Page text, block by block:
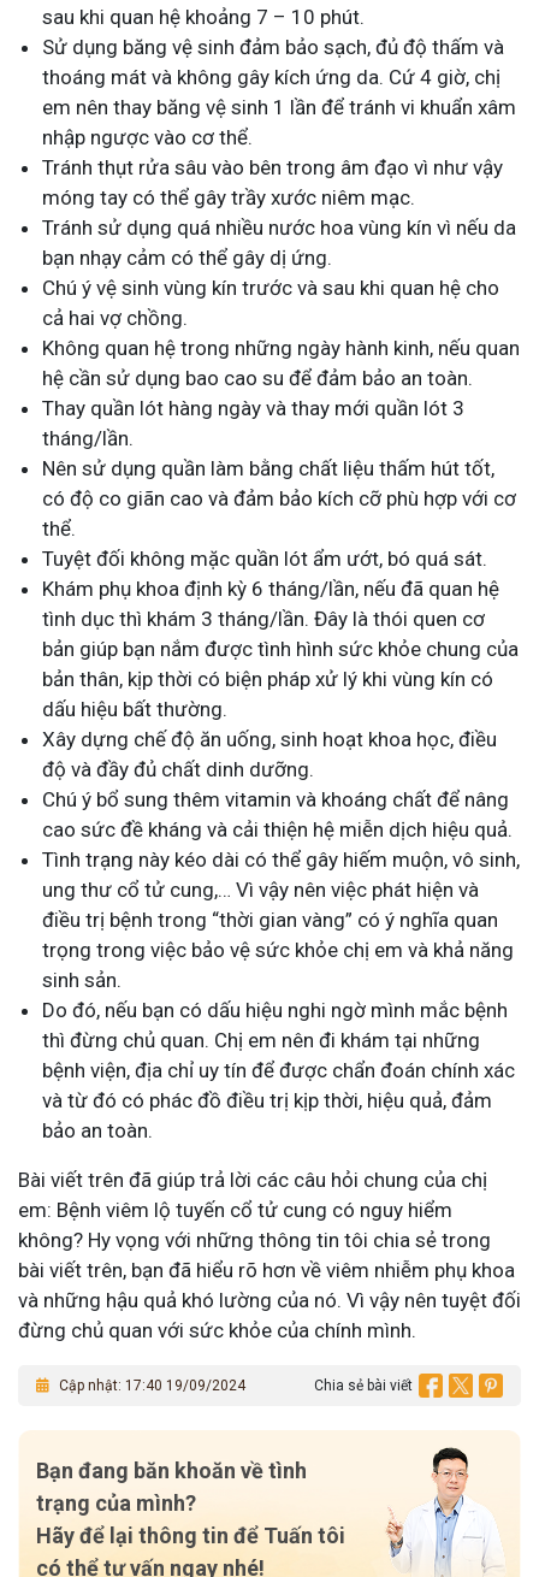
sau khi quan hệ khoảng 7 – 10 phút.
Sử dụng băng vệ sinh đảm bảo sạch, đủ độ thấm và
thoáng mát và không gây kích ứng da. Cứ 4 giờ, chị
em nên thay băng vệ sinh 1 lần để tránh vi khuẩn xâm
nhập ngược vào cơ thể.
Tránh thụt rửa sâu vào bên trong âm đạo vì như vậy
móng tay có thể gây trầy xước niêm mạc.
Tránh sử dụng quá nhiều nước hoa vùng kín vì nếu da
bạn nhạy cảm có thể gây dị ứng.
Chú ý vệ sinh vùng kín trước và sau khi quan hệ cho
cả hai vợ chồng.
Không quan hệ trong những ngày hành kinh, nếu quan
hệ cần sử dụng bao cao su để đảm bảo an toàn.
Thay quần lót hàng ngày và thay mới quần lót 3
tháng/lần.
Nên sử dụng quần làm bằng chất liệu thấm hút tốt,
có độ co giãn cao và đảm bảo kích cỡ phù hợp với cơ
thể.
Tuyệt đối không mặc quần lót ẩm ướt, bó quá sát.
Khám phụ khoa định kỳ 6 tháng/lần, nếu đã quan hệ
tình dục thì khám 3 tháng/lần. Đây là thói quen cơ
bản giúp bạn nắm được tình hình sức khỏe chung của
bản thân, kịp thời có biện pháp xử lý khi vùng kín có
dấu hiệu bất thường.
Xây dựng chế độ ăn uống, sinh hoạt khoa học, điều
độ và đầy đủ chất dinh dưỡng.
Chú ý bổ sung thêm vitamin và khoáng chất để nâng
cao sức đề kháng và cải thiện hệ miễn dịch hiệu quả.
Tình trạng này kéo dài có thể gây hiếm muộn, vô sinh,
ung thư cổ tử cung,… Vì vậy nên việc phát hiện và
điều trị bệnh trong “thời gian vàng” có ý nghĩa quan
trọng trong việc bảo vệ sức khỏe chị em và khả năng
sinh sản.
Do đó, nếu bạn có dấu hiệu nghi ngờ mình mắc bệnh
thì đừng chủ quan. Chị em nên đi khám tại những
bệnh viện, địa chỉ uy tín để được chẩn đoán chính xác
và từ đó có phác đồ điều trị kịp thời, hiệu quả, đảm
bảo an toàn.
Bài viết trên đã giúp trả lời các câu hỏi chung của chị
em: Bệnh viêm lộ tuyến cổ tử cung có nguy hiểm
không? Hy vọng với những thông tin tôi chia sẻ trong
bài viết trên, bạn đã hiểu rõ hơn về viêm nhiễm phụ khoa
và những hậu quả khó lường của nó. Vì vậy nên tuyệt đối
đừng chủ quan với sức khỏe của chính mình.
Cập nhật: 17:40 19/09/2024 Chia sẻ bài viết
Bạn đang băn khoăn về tình
trạng của mình?
Hãy để lại thông tin để Tuấn tôi
có thể tư vấn ngay nhé!